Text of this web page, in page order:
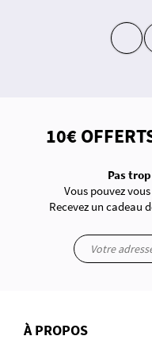
10€
Pas
Vous pouvez
Recevez un cadeau
À PROPOS